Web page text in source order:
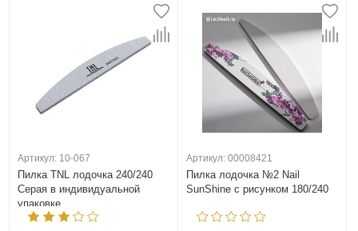
Артикул: 10-067
Пилка TNL лодочка 240/240
Серая в индивидуальной
упаковке
Артикул: 00008421
Пилка лодочка №2 Nail
SunShine с рисунком 180/240